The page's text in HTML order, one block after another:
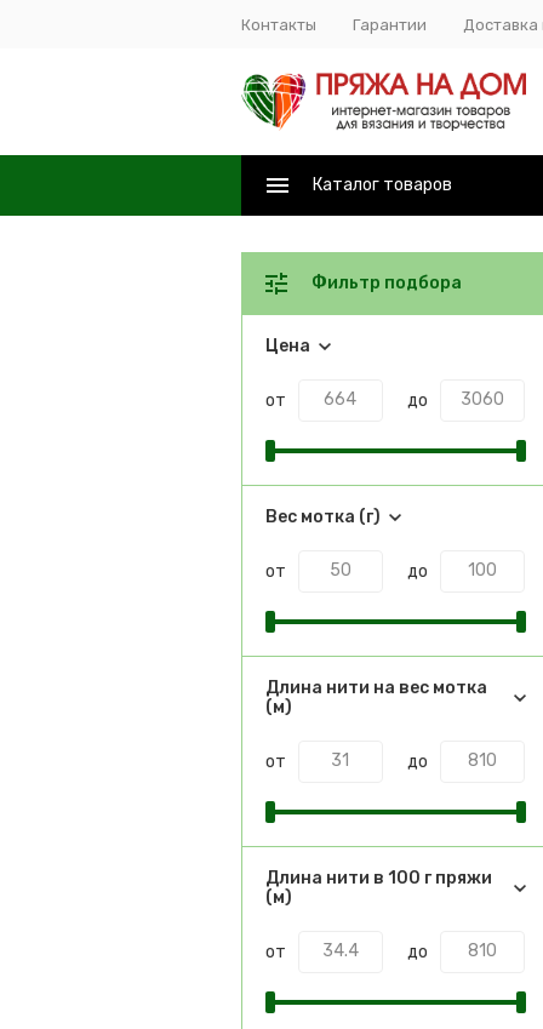
Контакты Гарантии Доставка
Каталог товаров
Фильтр подбора
Цена
от до
Вес мотка (г)
от до
Длина нити на вес мотка
(м)
от до
Длина нити в 100 г пряжи
(м)
от до